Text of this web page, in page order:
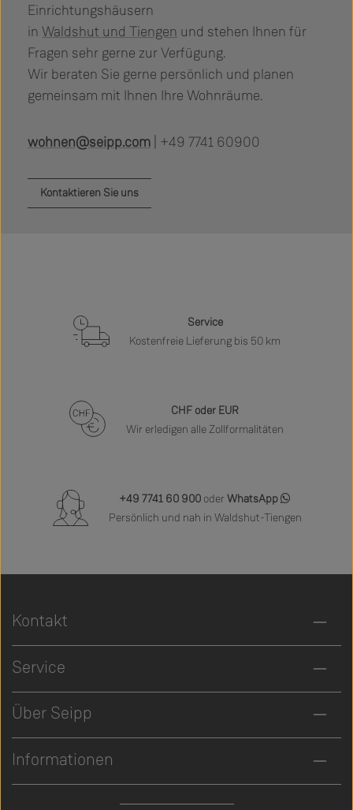
Einrichtungshäusern
in Waldshut und Tiengen und stehen Ihnen für
Fragen sehr gerne zur Verfügung.
Wir beraten Sie gerne persönlich und planen
gemeinsam mit Ihnen Ihre Wohnräume.
wohnen@seipp.com | +49 7741 60900
Kontaktieren Sie uns
Service
Kostenfreie Lieferung bis 50 km
CHF oder EUR
Wir erledigen alle Zollformalitäten
+49 7741 60 900 oder WhatsApp
Persönlich und nah in Waldshut-Tiengen
Kontakt
Service
Über Seipp
Informationen